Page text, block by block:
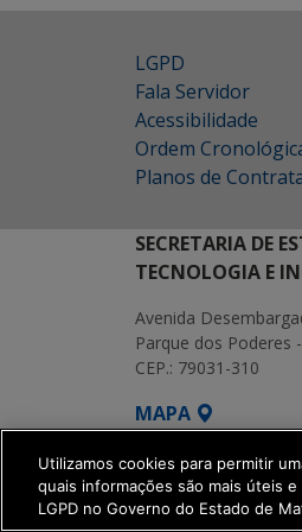
LGPD
Fala Servidor
Acessibilidade
Ordem
Planos de
SECRETARIA DE
TECNOLOGIA E
Avenida
Parque dos Poderes
CEP.: 79031-310
MAPA
SETDIG |
get_footer();
Utilizamos cookies para permitir
quais informações são mais úteis
LGPD no Governo do Estado de